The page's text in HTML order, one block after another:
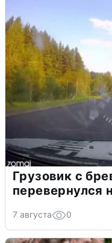
Грузовик с
перевернулся
7 августа 0